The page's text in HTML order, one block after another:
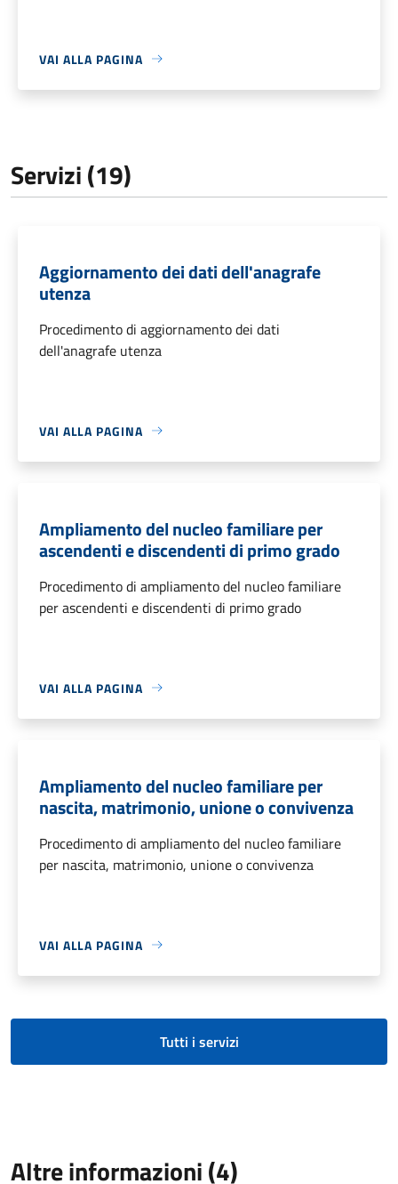
VAI ALLA PAGINA
Servizi (19)
Aggiornamento dei dati dell'anagrafe
utenza
Procedimento di aggiornamento dei dati
dell'anagrafe utenza
VAI ALLA PAGINA
Ampliamento del nucleo familiare per
ascendenti e discendenti di primo grado
Procedimento di ampliamento del nucleo familiare
per ascendenti e discendenti di primo grado
VAI ALLA PAGINA
Ampliamento del nucleo familiare per
nascita, matrimonio, unione o convivenza
Procedimento di ampliamento del nucleo familiare
per nascita, matrimonio, unione o convivenza
VAI ALLA PAGINA
Tutti i servizi
Altre informazioni (4)